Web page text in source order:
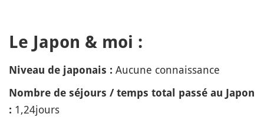
Le Japon & moi :
Niveau de japonais : Aucune connaissance
Nombre de séjours / temps total passé au Japon
: 1,24jours